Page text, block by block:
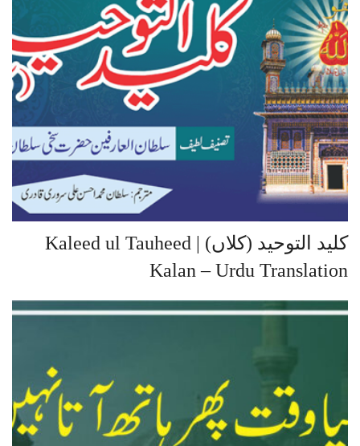
کلید التوحید (کلاں) | Kaleed ul Tauheed
Kalan – Urdu Translation